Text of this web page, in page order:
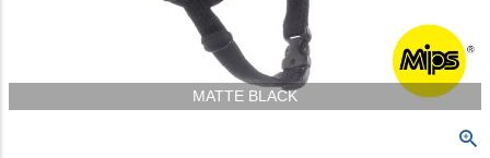
MATTE BLACK